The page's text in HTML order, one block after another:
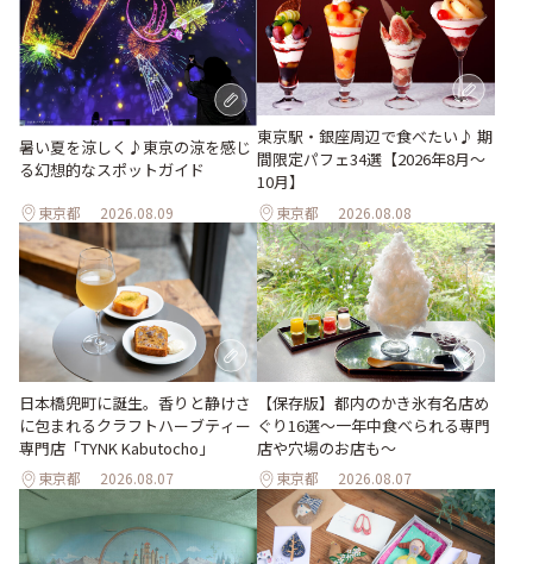
暑い夏を涼しく♪東京の涼を感じ
る幻想的なスポットガイド
東京都 2026.08.09
東京駅・銀座周辺で食べたい♪ 期
間限定パフェ34選【2026年8月～
10月】
東京都 2026.08.08
日本橋兜町に誕生。香りと静けさ
に包まれるクラフトハーブティー
専門店「TYNK Kabutocho」
東京都 2026.08.07
【保存版】都内のかき氷有名店め
ぐり16選～一年中食べられる専門
店や穴場のお店も～
東京都 2026.08.07